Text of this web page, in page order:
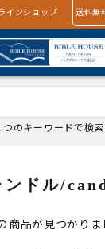
インショップ 送料無
のキーワードで検索
ンドル/
商品が見つかりま